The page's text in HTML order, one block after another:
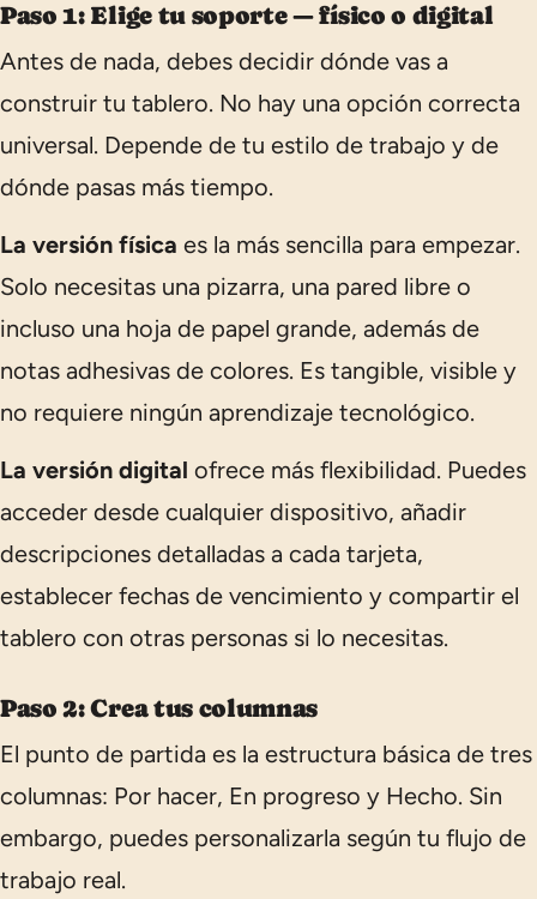
Paso 1: Elige tu soporte — físico o digital
Antes de nada, debes decidir dónde vas a
construir tu tablero. No hay una opción correcta
universal. Depende de tu estilo de trabajo y de
dónde pasas más tiempo.
La versión física es la más sencilla para empezar.
Solo necesitas una pizarra, una pared libre o
incluso una hoja de papel grande, además de
notas adhesivas de colores. Es tangible, visible y
no requiere ningún aprendizaje tecnológico.
La versión digital ofrece más flexibilidad. Puedes
acceder desde cualquier dispositivo, añadir
descripciones detalladas a cada tarjeta,
establecer fechas de vencimiento y compartir el
tablero con otras personas si lo necesitas.
Paso 2: Crea tus columnas
El punto de partida es la estructura básica de tres
columnas: Por hacer, En progreso y Hecho. Sin
embargo, puedes personalizarla según tu flujo de
trabajo real.